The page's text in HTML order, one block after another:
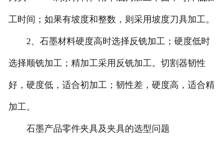
工时间；如果有坡度和整数，则采用坡度刀具加工。
2、石墨材料硬度高时选择反铣加工；硬度低时
选择顺铣加工；精加工采用反铣加工。切割器韧性
好，硬度低，适合初加工；韧性差，硬度高，适合精
加工。
石墨产品零件夹具及夹具的选型问题